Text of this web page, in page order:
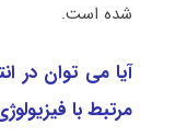
شده است.
آیا می توان در
مرتبط با